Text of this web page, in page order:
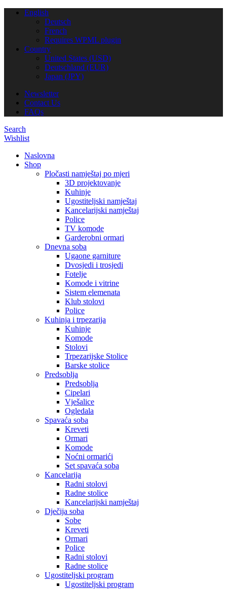
English
Deutsch
French
Requires WPML plugin
Country
United States (USD)
Deutschland (EUR)
Japan (JPY)
Newsletter
Contact Us
FAQs
Search
Wishlist
Naslovna
Shop
Pločasti namještaj po mjeri
3D projektovanje
Kuhinje
Ugostiteljski namještaj
Kancelarijski namještaj
Police
TV komode
Garderobni ormari
Dnevna soba
Ugaone garniture
Dvosjedi i trosjedi
Fotelje
Komode i vitrine
Sistem elemenata
Klub stolovi
Police
Kuhinja i trpezarija
Kuhinje
Komode
Stolovi
Trpezarijske Stolice
Barske stolice
Predsoblja
Predsoblja
Cipelari
Vješalice
Ogledala
Spavaća soba
Kreveti
Ormari
Komode
Noćni ormarići
Set spavaća soba
Kancelarija
Radni stolovi
Radne stolice
Kancelarijski namještaj
Dječija soba
Sobe
Kreveti
Ormari
Police
Radni stolovi
Radne stolice
Ugostiteljski program
Ugostiteljski program